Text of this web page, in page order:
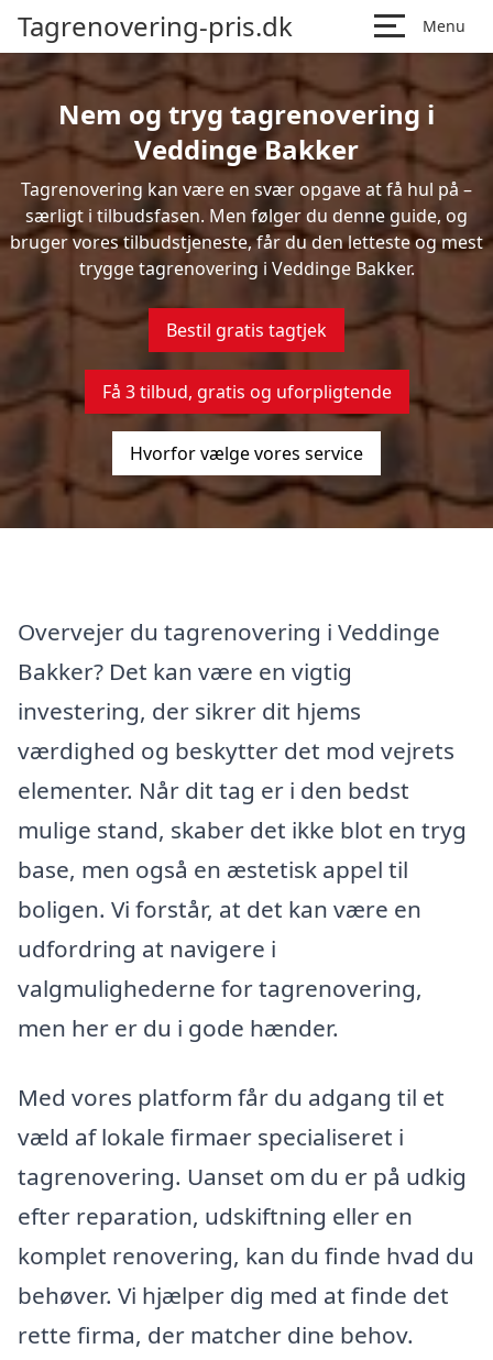
Tagrenovering-pris.dk Menu
Nem og tryg tagrenovering i
Veddinge Bakker
Tagrenovering kan være en svær opgave at få hul på –
særligt i tilbudsfasen. Men følger du denne guide, og
bruger vores tilbudstjeneste, får du den letteste og mest
trygge tagrenovering i Veddinge Bakker.
Bestil gratis tagtjek
Få 3 tilbud, gratis og uforpligtende
Hvorfor vælge vores service
Overvejer du tagrenovering i Veddinge
Bakker? Det kan være en vigtig
investering, der sikrer dit hjems
værdighed og beskytter det mod vejrets
elementer. Når dit tag er i den bedst
mulige stand, skaber det ikke blot en tryg
base, men også en æstetisk appel til
boligen. Vi forstår, at det kan være en
udfordring at navigere i
valgmulighederne for tagrenovering,
men her er du i gode hænder.
Med vores platform får du adgang til et
væld af lokale firmaer specialiseret i
tagrenovering. Uanset om du er på udkig
efter reparation, udskiftning eller en
komplet renovering, kan du finde hvad du
behøver. Vi hjælper dig med at finde det
rette firma, der matcher dine behov.